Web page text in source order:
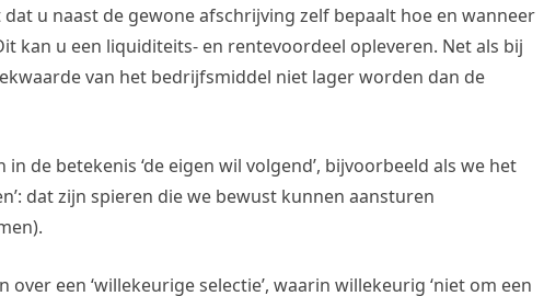
u naast de gewone afschrijving zelf bepaalt hoe en wanneer
kan u een liquiditeits- en rentevoordeel opleveren. Net als bij
van het bedrijfsmiddel niet lager worden dan de
de betekenis ‘de eigen wil volgend’, bijvoorbeeld als we het
dat zijn spieren die we bewust kunnen aansturen
een ‘willekeurige selectie’, waarin willekeurig ‘niet om een